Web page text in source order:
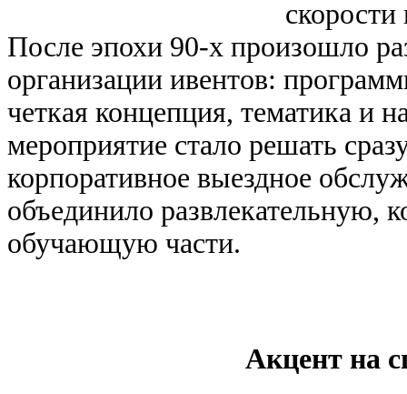
скорости
После эпохи 90-х произошло
организации ивентов:
четкая концепция, тематика и
мероприятие стало решать
корпоративное выездное
объединило развлекательную,
обучающую части.
Акцент на